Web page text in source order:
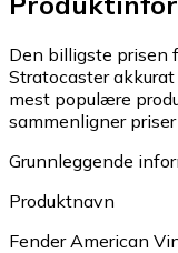
Den billigste prisen
Stratocaster
mest populære
sammenligner
Grunnleggende
Produktnavn
Fender American